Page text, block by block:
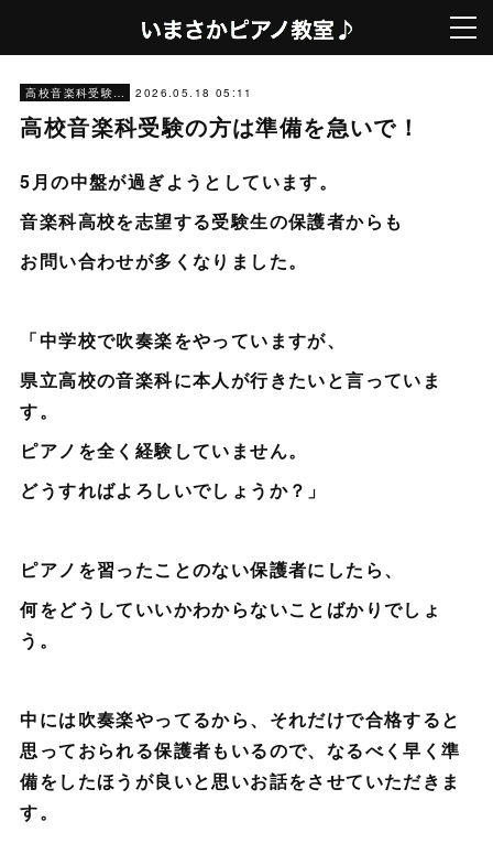
高校音楽科受験対策 2026.05.18 05:11
高校音楽科受験の方は準備を急いで！
5月の中盤が過ぎようとしています。
音楽科高校を志望する受験生の保護者からも
お問い合わせが多くなりました。
「中学校で吹奏楽をやっていますが、
県立高校の音楽科に本人が行きたいと言っていま
す。
ピアノを全く経験していません。
どうすればよろしいでしょうか？」
ピアノを習ったことのない保護者にしたら、
何をどうしていいかわからないことばかりでしょ
う。
中には吹奏楽やってるから、それだけで合格すると
思っておられる保護者もいるので、なるべく早く準
備をしたほうが良いと思いお話をさせていただきま
す。